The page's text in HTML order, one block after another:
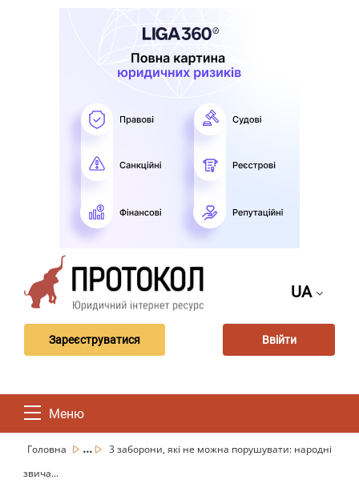
UA
Зареєструватися Ввійти
Меню
Головна ...
3 заборони, які не можна порушувати: народні
звича...